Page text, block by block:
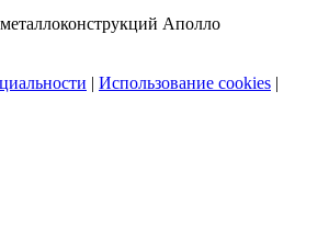
Аполло
Использование cookies